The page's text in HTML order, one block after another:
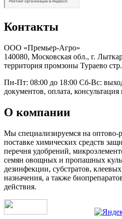
Контакты
ООО «Премьер-Агро»
140080, Московская обл., г.
территория промзоны Тураево
Пн-Пт: 08:00 до 18:00 Сб-Вс:
документов, оплата,
О компании
Мы специализируемся на оптово-
поставке химических средств
перечня удобрений,
семян овощных и пропашных
дезинфекции, субстратов,
назначения, а также
действия.